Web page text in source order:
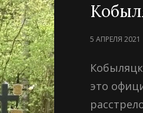
POSTED
5 АПРЕЛЯ 2021
это